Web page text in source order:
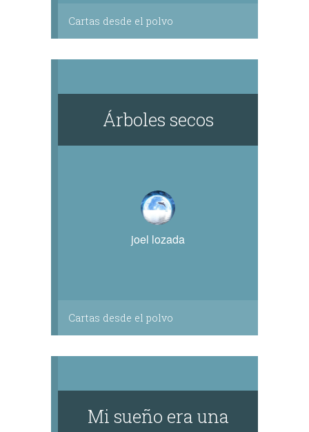
Cartas desde el polvo
Árboles secos
joel lozada
Cartas desde el polvo
Mi sueño era una